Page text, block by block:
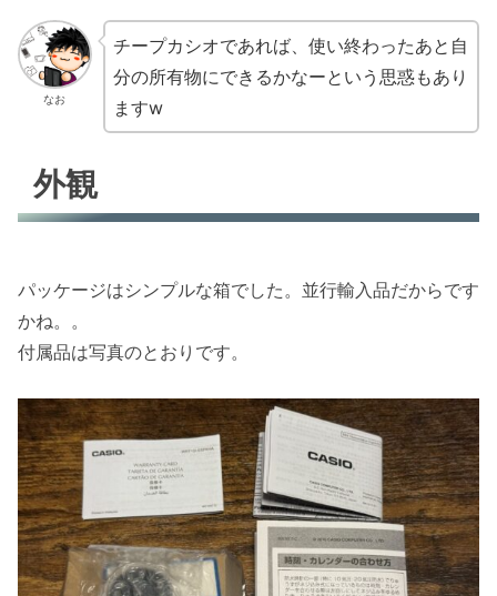
なお
チープカシオであれば、使い終わったあと自
分の所有物にできるかなーという思惑もあり
ますw
外観
パッケージはシンプルな箱でした。並行輸入品だからです
かね。。
付属品は写真のとおりです。